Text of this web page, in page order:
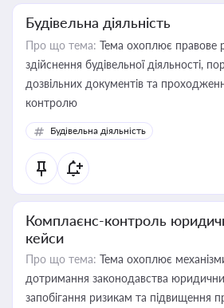
Будівельна діяльність
Про що тема: Тема охоплює правове
здійснення будівельної діяльності,
дозвільних документів та
контролю
Будівельна діяльність
Комплаєнс-контроль
кейси
Про що тема: Тема охоплює
дотримання законодавства
запобігання ризикам та підвищення